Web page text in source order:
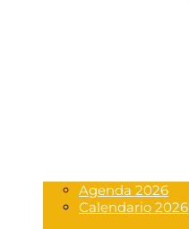
Agenda 2026
Calendario 2026